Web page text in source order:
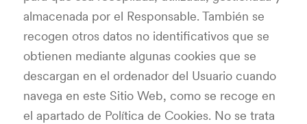
almacenada por el Responsable. También se
recogen otros datos no identificativos que se
obtienen mediante algunas cookies que se
descargan en el ordenador del Usuario cuando
navega en este Sitio Web, como se recoge en
el apartado de Política de Cookies. No se trata